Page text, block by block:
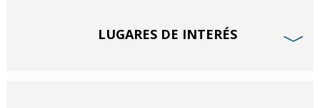
LUGARES DE INTERÉS ﹀